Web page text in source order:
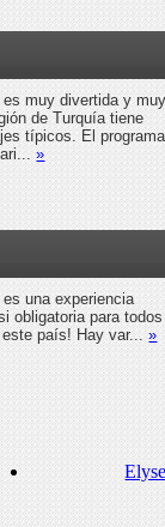
es muy divertida y
de Turquía tiene
típicos. El programa
»
es una experiencia
obligatoria para todos
este país! Hay var...»